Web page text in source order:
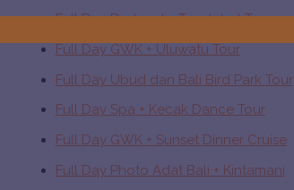
Full Day Bedugul + Tanah Lot Tour
Full Day GWK + Uluwatu Tour
Full Day Ubud dan Bali Bird Park Tour
Full Day Spa + Kecak Dance Tour
Full Day GWK + Sunset Dinner Cruise
Full Day Photo Adat Bali + Kintamani